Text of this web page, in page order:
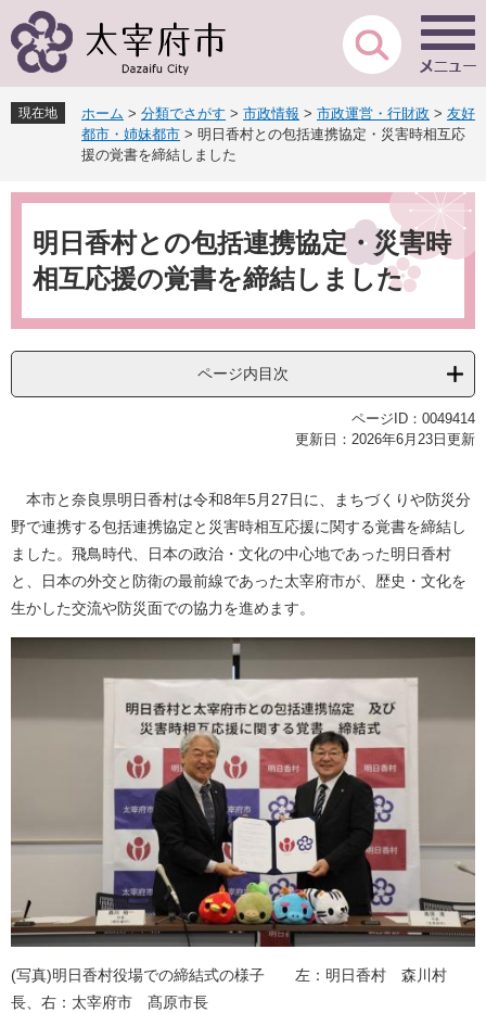
ー
先
頭
。
ニ
を
飛
て
現在地 ホーム > 分類でさがす > 市政情報 > 市政運営・行財政 > 友好
都市・姉妹都市 > 明日香村との包括連携協定・災害時相互応
援の覚書を締結しました
本
明日香村との包括連携協定・災害時
相互応援の覚書を締結しました
ページ内目次
ページID：0049414
更新日：2026年6月23日更新
本市と奈良県明日香村は令和8年5月27日に、まちづくりや防災分
野で連携する包括連携協定と災害時相互応援に関する覚書を締結し
ました。飛鳥時代、日本の政治・文化の中心地であった明日香村
と、日本の外交と防衛の最前線であった太宰府市が、歴史・文化を
生かした交流や防災面での協力を進めます。​
(写真)明日香村役場での締結式の様子 左：明日香村 森川村
長、右：太宰府市 髙原市長